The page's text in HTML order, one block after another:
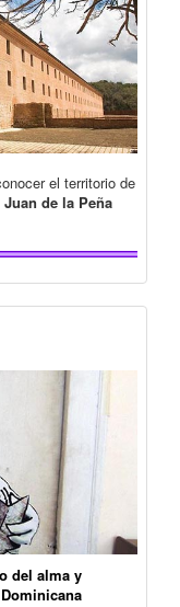
el territorio de
de la Peña
del alma y